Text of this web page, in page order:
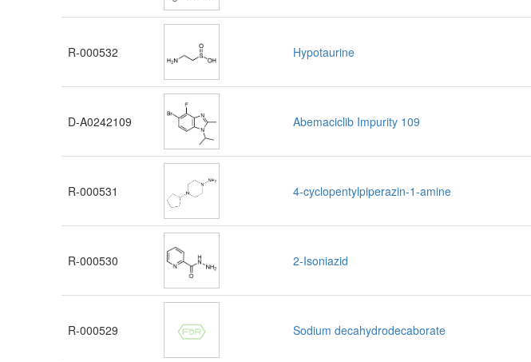
R-000532 Hypotaurine
D-A0242109 Abemaciclib Impurity 109
R-000531 4-cyclopentylpiperazin-1-amine
R-000530 2-Isoniazid
R-000529 Sodium decahydrodecaborate